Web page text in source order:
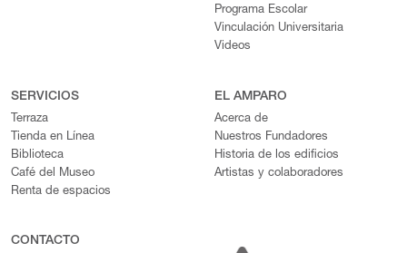
Programa Escolar
Vinculación Universitaria
Videos
SERVICIOS
Terraza
Tienda en Línea
Biblioteca
Café del Museo
Renta de espacios
EL AMPARO
Acerca de
Nuestros Fundadores
Historia de los edificios
Artistas y colaboradores
CONTACTO